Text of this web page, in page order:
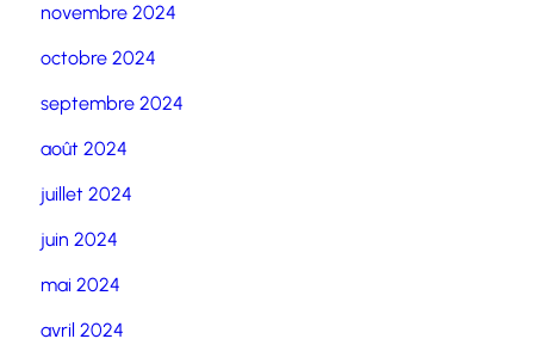
novembre 2024
octobre 2024
septembre 2024
août 2024
juillet 2024
juin 2024
mai 2024
avril 2024